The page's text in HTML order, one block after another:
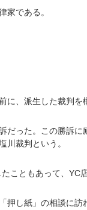
家である。
、派生した裁判を
だった。この勝訴
川裁判という。
こともあって、YC
押し紙」の相談に